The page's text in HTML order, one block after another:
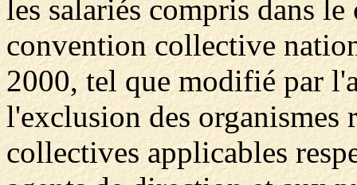
les salariés compris dans
convention collective
2000, tel que modifié par
l'exclusion des organismes
collectives applicables